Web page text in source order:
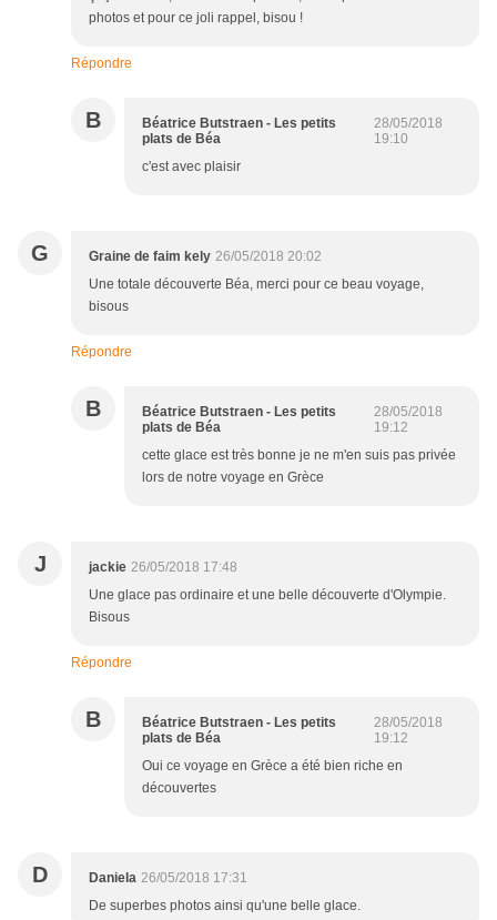
photos et pour ce joli rappel, bisou !
Répondre
B
Béatrice Butstraen - Les petits
plats de Béa
28/05/2018
19:10
c'est avec plaisir
G Graine de faim kely 26/05/2018 20:02
Une totale découverte Béa, merci pour ce beau voyage,
bisous
Répondre
B
Béatrice Butstraen - Les petits
plats de Béa
28/05/2018
19:12
cette glace est très bonne je ne m'en suis pas privée
lors de notre voyage en Grèce
J jackie 26/05/2018 17:48
Une glace pas ordinaire et une belle découverte d'Olympie.
Bisous
Répondre
B
Béatrice Butstraen - Les petits
plats de Béa
28/05/2018
19:12
Oui ce voyage en Grèce a été bien riche en
découvertes
D Daniela 26/05/2018 17:31
De superbes photos ainsi qu'une belle glace.